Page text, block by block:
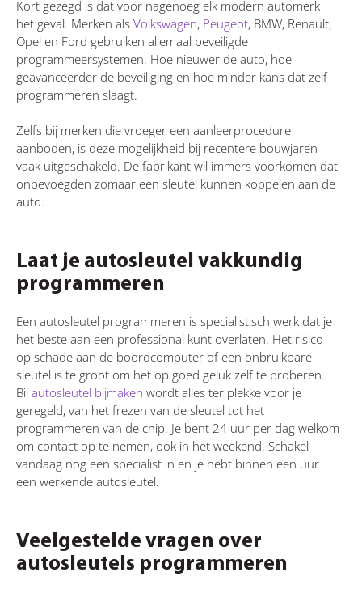
Kort gezegd is dat voor nagenoeg elk modern automerk
het geval. Merken als Volkswagen, Peugeot, BMW, Renault,
Opel en Ford gebruiken allemaal beveiligde
programmeersystemen. Hoe nieuwer de auto, hoe
geavanceerder de beveiliging en hoe minder kans dat zelf
programmeren slaagt.
Zelfs bij merken die vroeger een aanleerprocedure
aanboden, is deze mogelijkheid bij recentere bouwjaren
vaak uitgeschakeld. De fabrikant wil immers voorkomen dat
onbevoegden zomaar een sleutel kunnen koppelen aan de
auto.
Laat je autosleutel vakkundig
programmeren
Een autosleutel programmeren is specialistisch werk dat je
het beste aan een professional kunt overlaten. Het risico
op schade aan de boordcomputer of een onbruikbare
sleutel is te groot om het op goed geluk zelf te proberen.
Bij autosleutel bijmaken wordt alles ter plekke voor je
geregeld, van het frezen van de sleutel tot het
programmeren van de chip. Je bent 24 uur per dag welkom
om contact op te nemen, ook in het weekend. Schakel
vandaag nog een specialist in en je hebt binnen een uur
een werkende autosleutel.
Veelgestelde vragen over
autosleutels programmeren